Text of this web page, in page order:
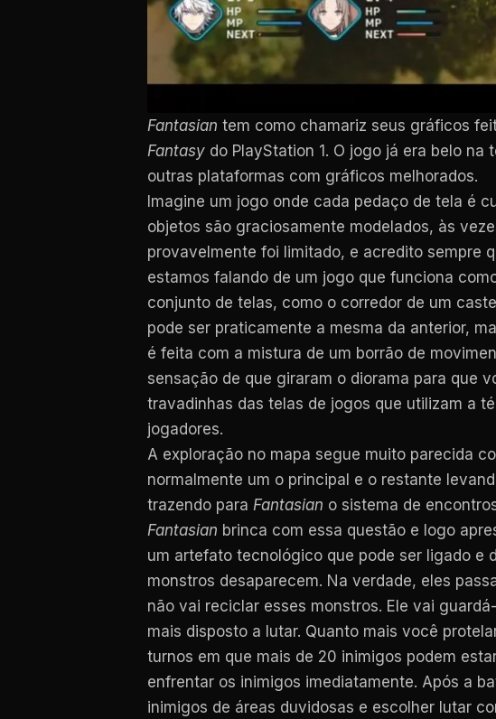
Fantasian tem como chamariz seus gráficos
Fantasy do PlayStation 1. O jogo já era belo
outras plataformas com gráficos melhorados.
Imagine um jogo onde cada pedaço de tela é
objetos são graciosamente modelados, às
provavelmente foi limitado, e acredito sempre
estamos falando de um jogo que funciona
conjunto de telas, como o corredor de um
pode ser praticamente a mesma da anterior,
é feita com a mistura de um borrão de
sensação de que giraram o diorama para que
travadinhas das telas de jogos que utilizam a
jogadores.
A exploração no mapa segue muito parecida
normalmente um o principal e o restante
trazendo para Fantasian o sistema de
Fantasian brinca com essa questão e logo
um artefato tecnológico que pode ser ligado e
monstros desaparecem. Na verdade, eles
não vai reciclar esses monstros. Ele vai
mais disposto a lutar. Quanto mais você
turnos em que mais de 20 inimigos podem
enfrentar os inimigos imediatamente. Após a
inimigos de áreas duvidosas e escolher lutar